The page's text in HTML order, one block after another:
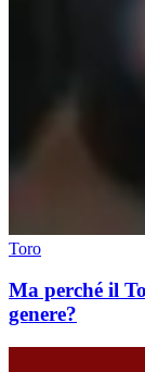
Toro
Ma perché il
genere?